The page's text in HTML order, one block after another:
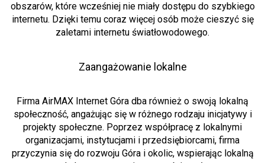
obszarów, które wcześniej nie miały dostępu do szybkiego
internetu. Dzięki temu coraz więcej osób może cieszyć się
zaletami internetu światłowodowego.
Zaangażowanie lokalne
Firma AirMAX Internet Góra dba również o swoją lokalną
społeczność, angażując się w różnego rodzaju inicjatywy i
projekty społeczne. Poprzez współpracę z lokalnymi
organizacjami, instytucjami i przedsiębiorcami, firma
przyczynia się do rozwoju Góra i okolic, wspierając lokalną